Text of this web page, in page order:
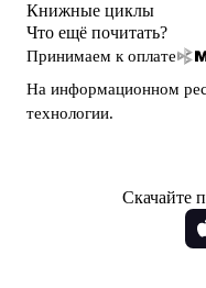
Книжные циклы
Что ещё почитать?
Принимаем к оплате
На информационном
технологии.
Скачайте